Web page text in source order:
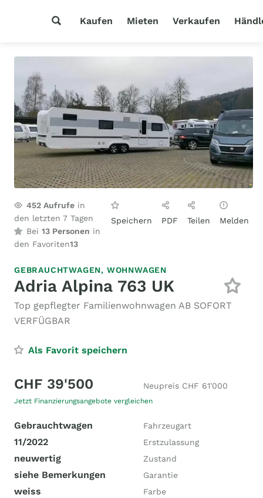
Kaufen Mieten Verkaufen
452 Aufrufe in
den letzten 7 Tagen
Bei 13 Personen in
den Favoriten13
Speichern PDF Teilen Melden
GEBRAUCHTWAGEN, WOHNWAGEN
Adria Alpina 763 UK
Top gepflegter Familienwohnwagen AB SOFORT
VERFÜGBAR
Als Favorit speichern
CHF 39'500 Neupreis CHF 61'000
Jetzt Finanzierungsangebote vergleichen
Gebrauchtwagen Fahrzeugart
11/2022 Erstzulassung
neuwertig Zustand
siehe Bemerkungen Garantie
weiss Farbe